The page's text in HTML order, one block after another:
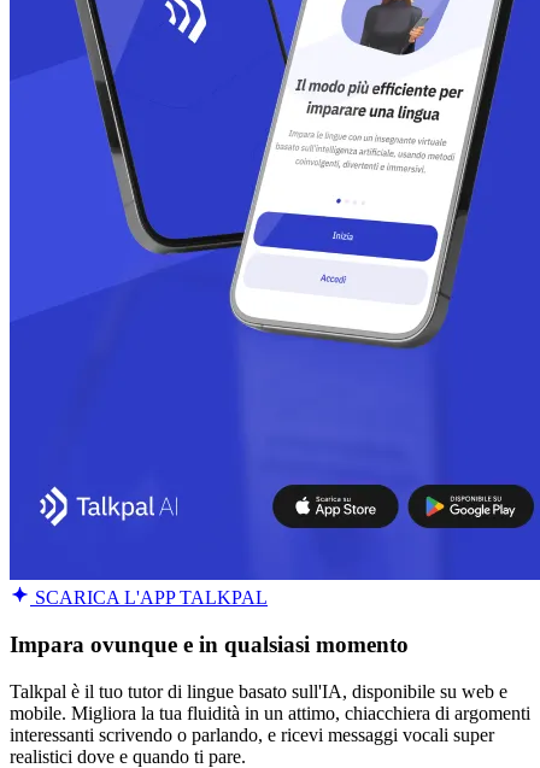
SCARICA L'APP TALKPAL
Impara ovunque e in qualsiasi momento
Talkpal è il tuo tutor di lingue basato sull'IA, disponibile su web e
mobile. Migliora la tua fluidità in un attimo, chiacchiera di argomenti
interessanti scrivendo o parlando, e ricevi messaggi vocali super
realistici dove e quando ti pare.